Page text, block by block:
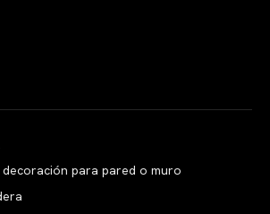
para pared o muro